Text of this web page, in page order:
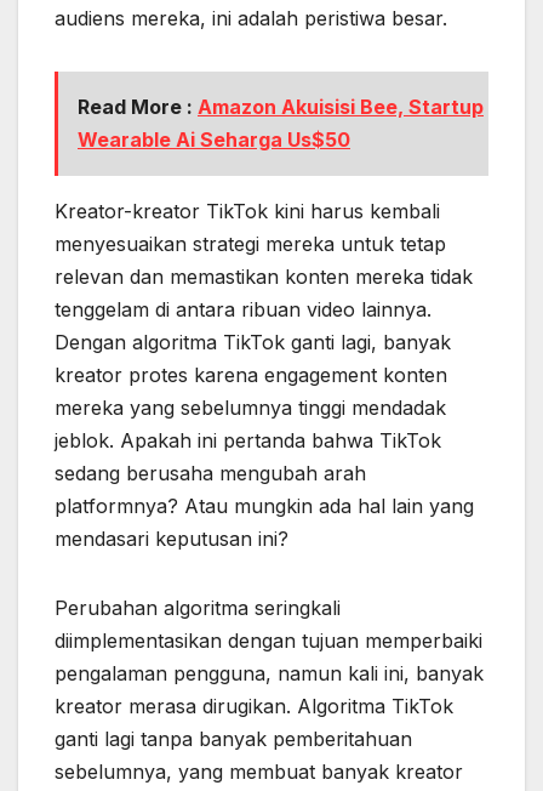
audiens mereka, ini adalah peristiwa besar.
Read More : Amazon Akuisisi Bee, Startup
Wearable Ai Seharga Us$50
Kreator-kreator TikTok kini harus kembali
menyesuaikan strategi mereka untuk tetap
relevan dan memastikan konten mereka tidak
tenggelam di antara ribuan video lainnya.
Dengan algoritma TikTok ganti lagi, banyak
kreator protes karena engagement konten
mereka yang sebelumnya tinggi mendadak
jeblok. Apakah ini pertanda bahwa TikTok
sedang berusaha mengubah arah
platformnya? Atau mungkin ada hal lain yang
mendasari keputusan ini?
Perubahan algoritma seringkali
diimplementasikan dengan tujuan memperbaiki
pengalaman pengguna, namun kali ini, banyak
kreator merasa dirugikan. Algoritma TikTok
ganti lagi tanpa banyak pemberitahuan
sebelumnya, yang membuat banyak kreator